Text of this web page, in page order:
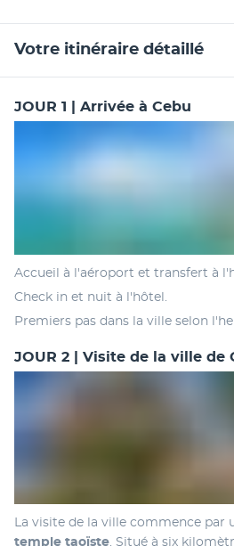
Votre itinéraire détaillé
JOUR 1 | Arrivée à Cebu
Accueil à l'aéroport et transfert à
Check in et nuit à l'hôtel.
Premiers pas dans la ville selon
JOUR 2 | Visite de la ville de
temple taoïste. Situé à six